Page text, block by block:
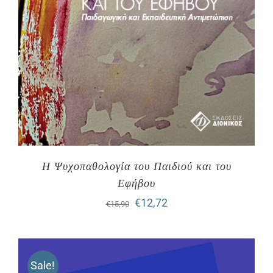
Η Ψυχοπαθολογία του Παιδιού και του
Εφήβου
€15,90
Original
€12,72Η
τιμή
Sale!